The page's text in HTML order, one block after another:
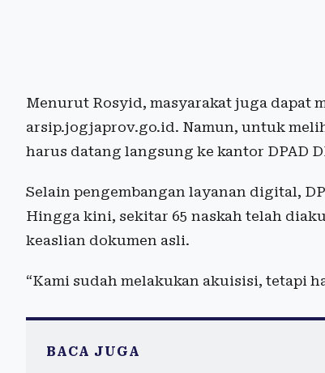
Menurut Rosyid, masyarakat juga dapat
arsip.jogjaprov.go.id. Namun, untuk
harus datang langsung ke kantor DPAD
Selain pengembangan layanan digital,
Hingga kini, sekitar 65 naskah telah
keaslian dokumen asli.
“Kami sudah melakukan akuisisi, tetapi
BACA JUGA